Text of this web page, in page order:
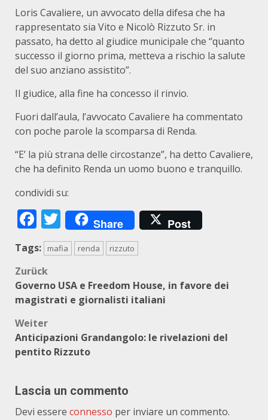
Loris Cavaliere, un avvocato della difesa che ha
rappresentato sia Vito e Nicolò Rizzuto Sr. in
passato, ha detto al giudice municipale che “quanto
successo il giorno prima, metteva a rischio la salute
del suo anziano assistito”.
Il giudice, alla fine ha concesso il rinvio.
Fuori dall’aula, l’avvocato Cavaliere ha commentato
con poche parole la scomparsa di Renda.
“E’ la più strana delle circostanze”, ha detto Cavaliere,
che ha definito Renda un uomo buono e tranquillo.
condividi su:
Facebook
Twitter
Share Post
Tags: mafia renda rizzuto
Beitragsnavigation
Zurück
Governo USA e Freedom House, in favore dei
magistrati e giornalisti italiani
Weiter
Anticipazioni Grandangolo: le rivelazioni del
pentito Rizzuto
Lascia un commento
Devi essere connesso per inviare un commento.